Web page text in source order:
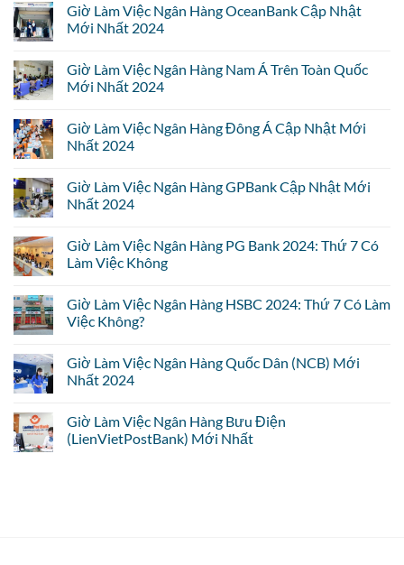
Giờ Làm Việc Ngân Hàng OceanBank Cập Nhật
Mới Nhất 2024
Giờ Làm Việc Ngân Hàng Nam Á Trên Toàn Quốc
Mới Nhất 2024
Giờ Làm Việc Ngân Hàng Đông Á Cập Nhật Mới
Nhất 2024
Giờ Làm Việc Ngân Hàng GPBank Cập Nhật Mới
Nhất 2024
Giờ Làm Việc Ngân Hàng PG Bank 2024: Thứ 7 Có
Làm Việc Không
Giờ Làm Việc Ngân Hàng HSBC 2024: Thứ 7 Có Làm
Việc Không?
Giờ Làm Việc Ngân Hàng Quốc Dân (NCB) Mới
Nhất 2024
Giờ Làm Việc Ngân Hàng Bưu Điện
(LienVietPostBank) Mới Nhất